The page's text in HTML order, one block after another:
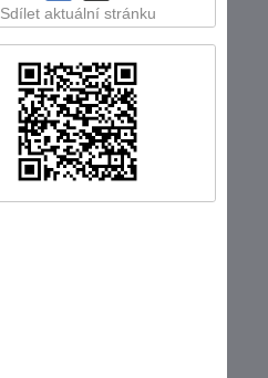
Sdílet aktuální stránku